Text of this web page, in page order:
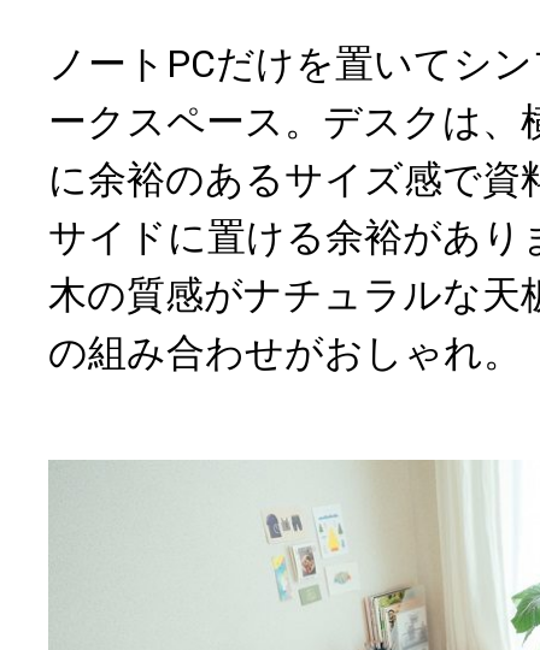
ノートPCだけを置いてシ
ークスペース。デスクは、
に余裕のあるサイズ感で資
サイドに置ける余裕があり
木の質感がナチュラルな天
の組み合わせがおしゃれ。